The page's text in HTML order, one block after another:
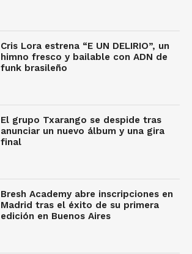
Cris Lora estrena “E UN DELIRIO”, un
himno fresco y bailable con ADN de
funk brasileño
El grupo Txarango se despide tras
anunciar un nuevo álbum y una gira
final
Bresh Academy abre inscripciones en
Madrid tras el éxito de su primera
edición en Buenos Aires